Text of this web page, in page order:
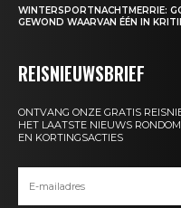
WINTERSPORTNACHTMERRIE:
GEWOND WAARVAN ÉÉN IN
REISNIEUWSBRIEF
ONTVANG ONZE GRATIS
HET LAATSTE NIEUWS
EN KORTINGSACTIES